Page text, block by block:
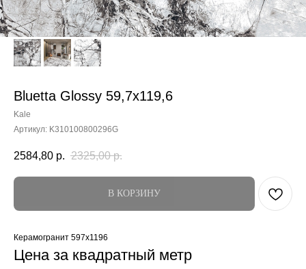
Bluetta Glossy 59,7x119,6
Kale
Артикул: K310100800296G
2584,80 р. 2325,00 р.
В КОРЗИНУ
Керамогранит 597x1196
Цена за квадратный метр